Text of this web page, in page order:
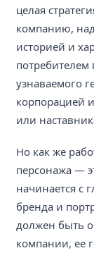
целая
компанию,
историей и
узнаваемого
корпорацией
или
Но как же
персонажа —
начинается с
бренда и
должен быть
компании, ее